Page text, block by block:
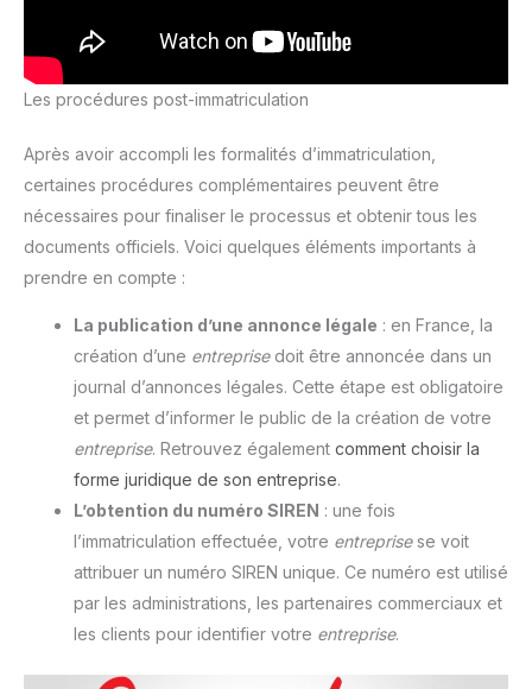
Les procédures post-immatriculation
Après avoir accompli les formalités d’immatriculation,
certaines procédures complémentaires peuvent être
nécessaires pour finaliser le processus et obtenir tous les
documents officiels. Voici quelques éléments importants à
prendre en compte :
La publication d’une annonce légale : en France, la
création d’une entreprisedoit être annoncée dans un
journal d’annonces légales. Cette étape est obligatoire
et permet d’informer le public de la création de votre
entreprise. Retrouvez également comment choisir la
forme juridique de son entreprise.
L’obtention du numéro SIREN : une fois
l’immatriculation effectuée, votre entreprisese voit
attribuer un numéro SIREN unique. Ce numéro est utilisé
par les administrations, les partenaires commerciaux et
les clients pour identifier votre entreprise.